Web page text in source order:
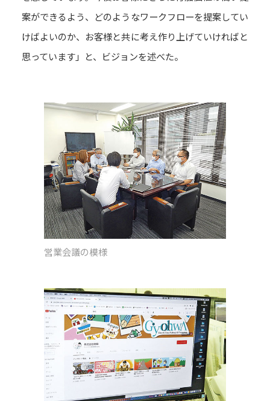
案ができるよう、どのようなワークフローを提案してい
けばよいのか、お客様と共に考え作り上げていければと
思っています」と、ビジョンを述べた。
営業会議の模様